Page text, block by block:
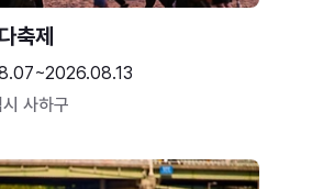
축제
사하구